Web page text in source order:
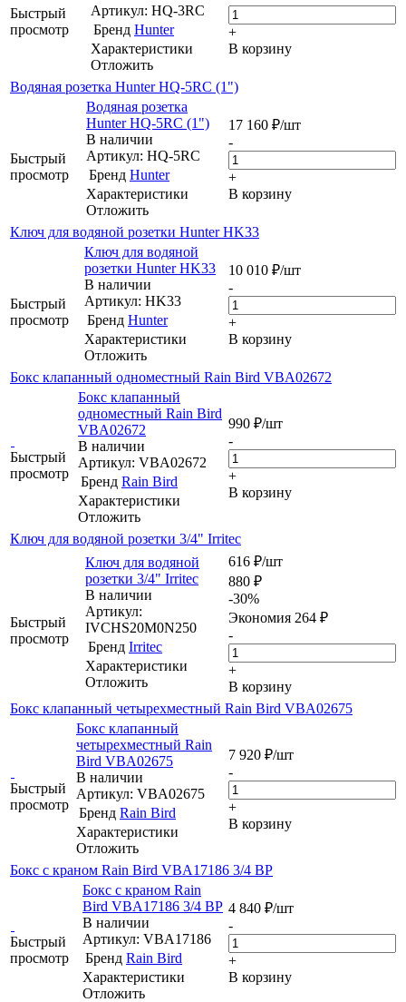
Быстрый
просмотр
Артикул: HQ-3RC
Бренд Hunter
Характеристики
Отложить
+
В корзину
Водяная розетка Hunter HQ-5RC (1")
Быстрый
просмотр
Водяная розетка
Hunter HQ-5RC (1")
В наличии
Артикул: HQ-5RC
Бренд Hunter
Характеристики
Отложить
17 160 ₽/шт
-
+
В корзину
Ключ для водяной розетки Hunter HK33
Быстрый
просмотр
Ключ для водяной
розетки Hunter HK33
В наличии
Артикул: HK33
Бренд Hunter
Характеристики
Отложить
10 010 ₽/шт
-
+
В корзину
Бокс клапанный одноместный Rain Bird VBA02672
Быстрый
просмотр
Бокс клапанный
одноместный Rain Bird
VBA02672
В наличии
Артикул: VBA02672
Бренд Rain Bird
Характеристики
Отложить
990 ₽/шт
-
+
В корзину
Ключ для водяной розетки 3/4" Irritec
Быстрый
просмотр
Ключ для водяной
розетки 3/4" Irritec
В наличии
Артикул:
IVCHS20M0N250
Бренд Irritec
Характеристики
Отложить
616 ₽/шт
880 ₽
-30%
Экономия 264 ₽
-
+
В корзину
Бокс клапанный четырехместный Rain Bird VBA02675
Быстрый
просмотр
Бокс клапанный
четырехместный Rain
Bird VBA02675
В наличии
Артикул: VBA02675
Бренд Rain Bird
Характеристики
Отложить
7 920 ₽/шт
-
+
В корзину
Бокс с краном Rain Bird VBA17186 3/4 ВР
Быстрый
просмотр
Бокс с краном Rain
Bird VBA17186 3/4 ВР
В наличии
Артикул: VBA17186
Бренд Rain Bird
Характеристики
Отложить
4 840 ₽/шт
-
+
В корзину